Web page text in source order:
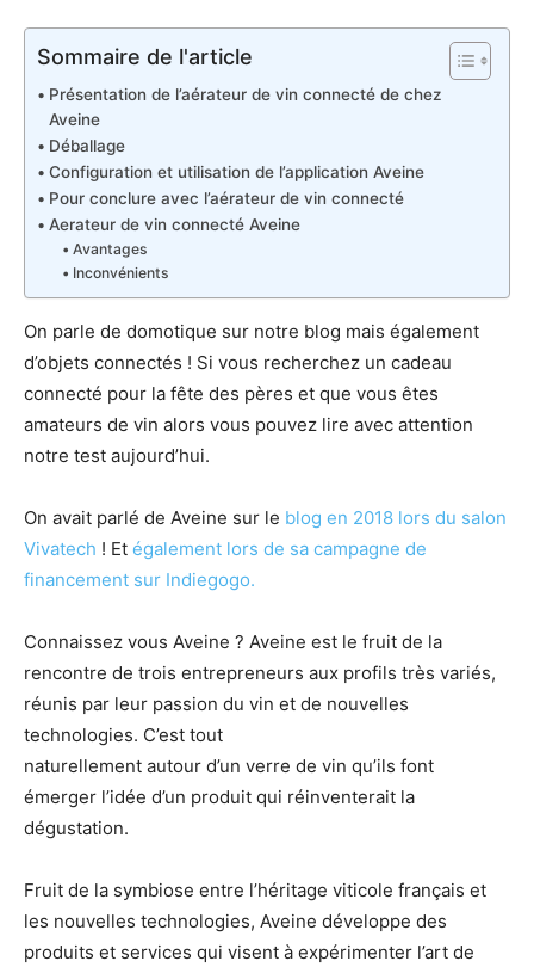
Sommaire de l'article
Présentation de l’aérateur de vin connecté de chez
Aveine
Déballage
Configuration et utilisation de l’application Aveine
Pour conclure avec l’aérateur de vin connecté
Aerateur de vin connecté Aveine
Avantages
Inconvénients
On parle de domotique sur notre blog mais également
d’objets connectés ! Si vous recherchez un cadeau
connecté pour la fête des pères et que vous êtes
amateurs de vin alors vous pouvez lire avec attention
notre test aujourd’hui.
On avait parlé de Aveine sur le blog en 2018 lors du salon
Vivatech ! Et également lors de sa campagne de
financement sur Indiegogo.
Connaissez vous Aveine ? Aveine est le fruit de la
rencontre de trois entrepreneurs aux profils très variés,
réunis par leur passion du vin et de nouvelles
technologies. C’est tout
naturellement autour d’un verre de vin qu’ils font
émerger l’idée d’un produit qui réinventerait la
dégustation.
Fruit de la symbiose entre l’héritage viticole français et
les nouvelles technologies, Aveine développe des
produits et services qui visent à expérimenter l’art de